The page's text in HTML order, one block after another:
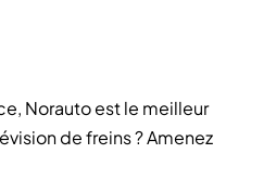
Norauto est le meilleur
de freins ? Amenez